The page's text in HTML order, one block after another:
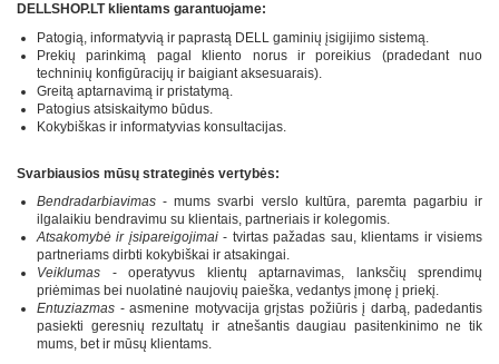
DELLSHOP.LT klientams garantuojame:
Patogią, informatyvią ir paprastą DELL gaminių įsigijimo sistemą.
Prekių parinkimą pagal kliento norus ir poreikius (pradedant nuo
techninių konfigūracijų ir baigiant aksesuarais).
Greitą aptarnavimą ir pristatymą.
Patogius atsiskaitymo būdus.
Kokybiškas ir informatyvias konsultacijas.
Svarbiausios mūsų strateginės vertybės:
Bendradarbiavimas - mums svarbi verslo kultūra, paremta pagarbiu ir
ilgalaikiu bendravimu su klientais, partneriais ir kolegomis.
Atsakomybė ir įsipareigojimai- tvirtas pažadas sau, klientams ir visiems
partneriams dirbti kokybiškai ir atsakingai.
Veiklumas - operatyvus klientų aptarnavimas, lanksčių sprendimų
priėmimas bei nuolatinė naujovių paieška, vedantys įmonę į priekį.
Entuziazmas - asmenine motyvacija grįstas požiūris į darbą, padedantis
pasiekti geresnių rezultatų ir atnešantis daugiau pasitenkinimo ne tik
mums, bet ir mūsų klientams.